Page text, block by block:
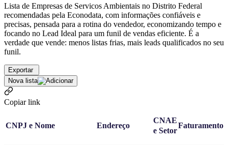
Lista de Empresas de Servicos Ambientais no Distrito Federal
recomendadas pela Econodata, com informações confiáveis e
precisas, pensada para a rotina do vendedor, economizando tempo e
focando no Lead Ideal para um funil de vendas eficiente. É a
verdade que vende: menos listas frias, mais leads qualificados no seu
funil.
Exportar
Nova lista
Copiar link
CNPJ e Nome Endereço
CNAE
e Setor
Faturamento